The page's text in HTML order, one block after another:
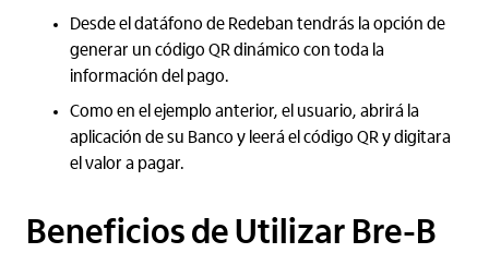
Desde el datáfono de Redeban tendrás la opción de
generar un código QR dinámico con toda la
información del pago.
Como en el ejemplo anterior, el usuario, abrirá la
aplicación de su Banco y leerá el código QR y digitara
el valor a pagar.
Beneficios de Utilizar Bre-B